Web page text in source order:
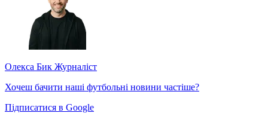
Олекса Бик Журналіст
Хочеш бачити наші футбольні новини частіше?
Підписатися в Google